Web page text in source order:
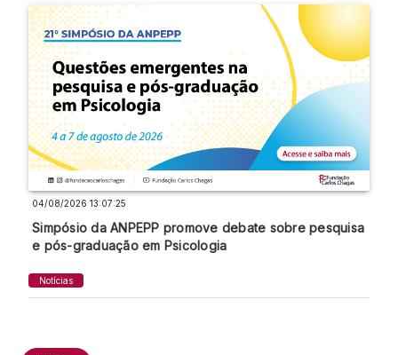
04/08/2026 13:07:25
Simpósio da ANPEPP promove debate sobre pesquisa
e pós-graduação em Psicologia
Notícias